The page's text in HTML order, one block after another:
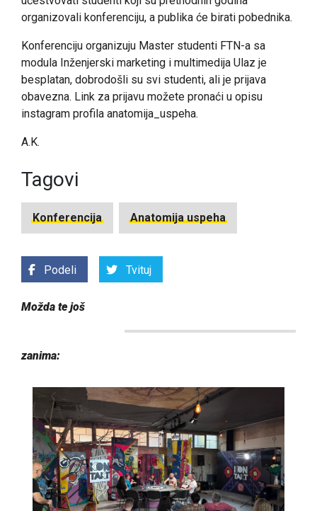
organizovali konferenciju, a publika će birati pobednika.
Konferenciju organizuju Master studenti FTN-a sa
modula Inženjerski marketing i multimedija Ulaz je
besplatan, dobrodošli su svi studenti, ali je prijava
obavezna. Link za prijavu možete pronaći u opisu
instagram profila anatomija_uspeha.
A.K.
Tagovi
Konferencija Anatomija uspeha
Podeli Tvituj
Možda te još
zanima: